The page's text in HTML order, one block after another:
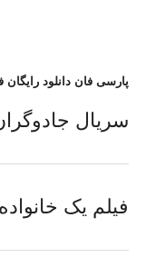
پارسی فان دانلود رایگان
سریال
فیلم یک